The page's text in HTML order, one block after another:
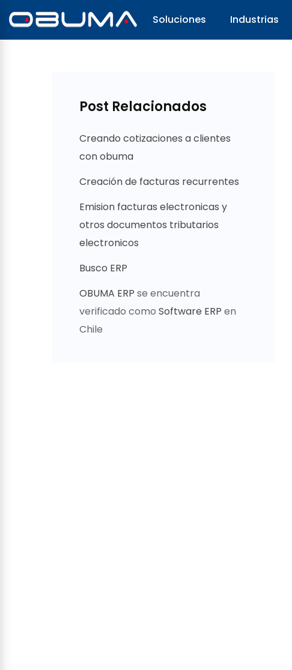
Soluciones Industrias
Post Relacionados
Creando cotizaciones a clientes
con obuma
Creación de facturas recurrentes
Emision facturas electronicas y
otros documentos tributarios
electronicos
Busco ERP
OBUMA ERP se encuentra
verificado como Software ERP en
Chile